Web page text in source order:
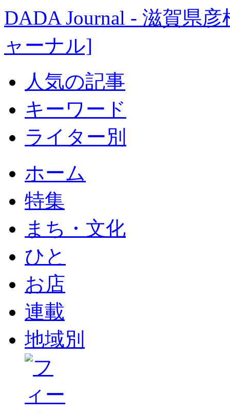
DADA Journal - 滋賀県
ャーナル]
人気の記事
キーワード
ライター別
ホーム
特集
まち・文化
ひと
お店
連載
地域別